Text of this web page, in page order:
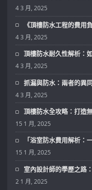
4 3 月, 2025
《頂樓防水工程的費用
4 3 月, 2025
頂樓防水耐久性解析：
4 3 月, 2025
抓漏與防水：兩者的異
4 3 月, 2025
頂樓防水全攻略：打造
15 1 月, 2025
「浴室防水費用解析：
15 1 月, 2025
室內設計師的學歷之路
2 1 月, 2025